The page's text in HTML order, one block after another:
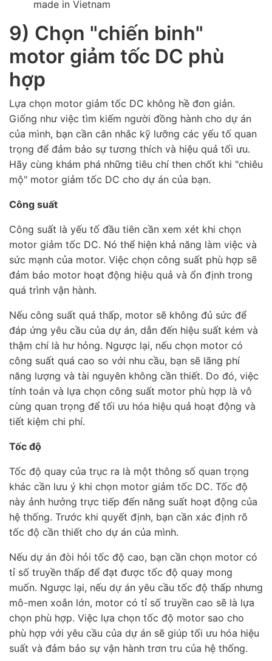
made in Vietnam
9) Chọn "chiến binh"
motor giảm tốc DC phù
hợp
Lựa chọn motor giảm tốc DC không hề đơn giản.
Giống như việc tìm kiếm người đồng hành cho dự án
của mình, bạn cần cân nhắc kỹ lưỡng các yếu tố quan
trọng để đảm bảo sự tương thích và hiệu quả tối ưu.
Hãy cùng khám phá những tiêu chí then chốt khi "chiêu
mộ" motor giảm tốc DC cho dự án của bạn.
Công suất
Công suất là yếu tố đầu tiên cần xem xét khi chọn
motor giảm tốc DC. Nó thể hiện khả năng làm việc và
sức mạnh của motor. Việc chọn công suất phù hợp sẽ
đảm bảo motor hoạt động hiệu quả và ổn định trong
quá trình vận hành.
Nếu công suất quá thấp, motor sẽ không đủ sức để
đáp ứng yêu cầu của dự án, dẫn đến hiệu suất kém và
thậm chí là hư hỏng. Ngược lại, nếu chọn motor có
công suất quá cao so với nhu cầu, bạn sẽ lãng phí
năng lượng và tài nguyên không cần thiết. Do đó, việc
tính toán và lựa chọn công suất motor phù hợp là vô
cùng quan trọng để tối ưu hóa hiệu quả hoạt động và
tiết kiệm chi phí.
Tốc độ
Tốc độ quay của trục ra là một thông số quan trọng
khác cần lưu ý khi chọn motor giảm tốc DC. Tốc độ
này ảnh hưởng trực tiếp đến năng suất hoạt động của
hệ thống. Trước khi quyết định, bạn cần xác định rõ
tốc độ cần thiết cho dự án của mình.
Nếu dự án đòi hỏi tốc độ cao, bạn cần chọn motor có
tỉ số truyền thấp để đạt được tốc độ quay mong
muốn. Ngược lại, nếu dự án yêu cầu tốc độ thấp nhưng
mô-men xoắn lớn, motor có tỉ số truyền cao sẽ là lựa
chọn phù hợp. Việc lựa chọn tốc độ motor sao cho
phù hợp với yêu cầu của dự án sẽ giúp tối ưu hóa hiệu
suất và đảm bảo sự vận hành trơn tru của hệ thống.